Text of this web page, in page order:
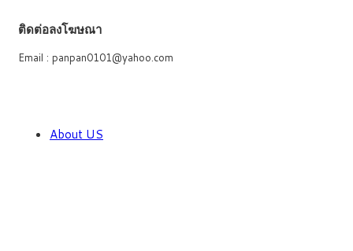
ติดต่อลงโฆษณา
Email : panpan0101@yahoo.com
About US